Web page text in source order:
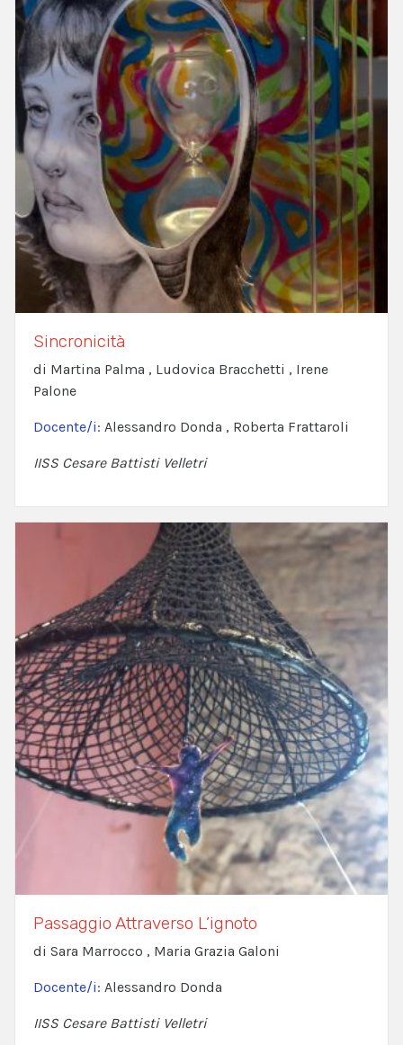
Sincronicità
di Martina Palma , Ludovica Bracchetti , Irene
Palone
Docente/i: Alessandro Donda , Roberta Frattaroli
IISS Cesare Battisti Velletri
Passaggio Attraverso L’ignoto
di Sara Marrocco , Maria Grazia Galoni
Docente/i: Alessandro Donda
IISS Cesare Battisti Velletri